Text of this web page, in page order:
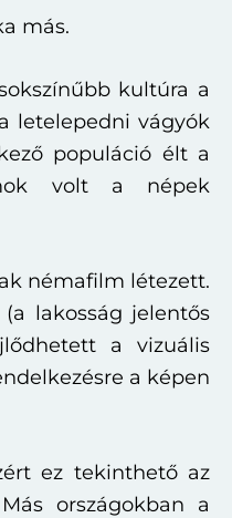
más.
kultúra a
letelepedni vágyók
populáció élt a
volt a népek
némafilm létezett.
lakosság jelentős
a vizuális
a képen
ez tekinthető az
országokban a